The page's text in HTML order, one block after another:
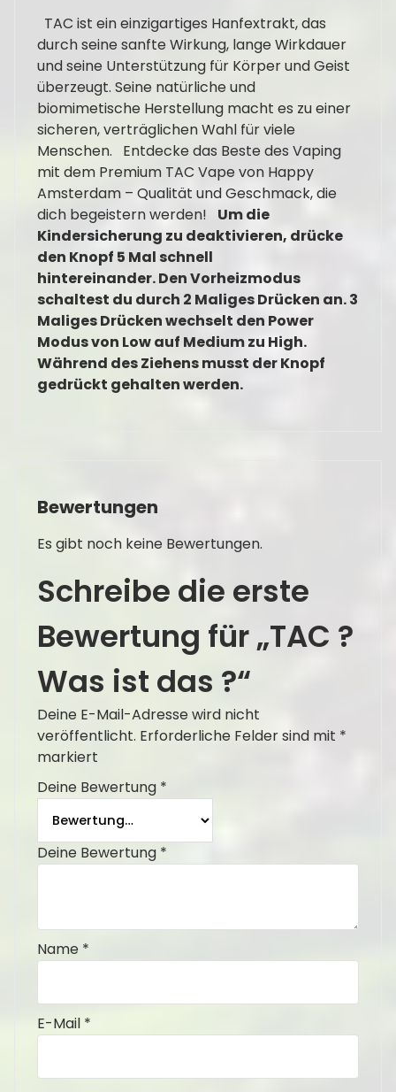
TAC ist ein einzigartiges Hanfextrakt, das
durch seine sanfte Wirkung, lange Wirkdauer
und seine Unterstützung für Körper und Geist
überzeugt. Seine natürliche und
biomimetische Herstellung macht es zu einer
sicheren, verträglichen Wahl für viele
Menschen. Entdecke das Beste des Vaping
mit dem Premium TAC Vape von Happy
Amsterdam – Qualität und Geschmack, die
dich begeistern werden! Um die
Kindersicherung zu deaktivieren, drücke
den Knopf 5 Mal schnell
hintereinander. Den Vorheizmodus
schaltest du durch 2 Maliges Drücken an. 3
Maliges Drücken wechselt den Power
Modus von Low auf Medium zu High.
Während des Ziehens musst der Knopf
gedrückt gehalten werden.
Bewertungen
Es gibt noch keine Bewertungen.
Schreibe die erste
Bewertung für „TAC ?
Was ist das ?“
Deine E-Mail-Adresse wird nicht
veröffentlicht. Erforderliche Felder sind mit *
markiert
Deine Bewertung *
Deine Bewertung *
Name *
E-Mail *